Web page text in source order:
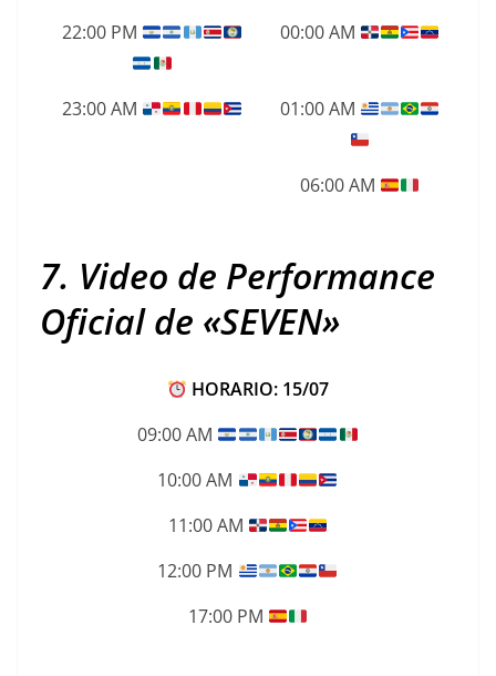
22:00 PM
00:00 AM
23:00 AM 01:00 AM
06:00 AM
7. Video de Performance
Oficial de «SEVEN»
HORARIO: 15/07
09:00 AM
10:00 AM
11:00 AM
12:00 PM
17:00 PM